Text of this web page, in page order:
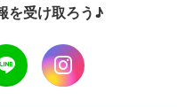
を受け取ろう♪